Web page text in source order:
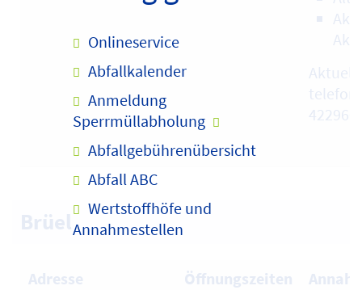
Onlineservice
Abfallkalender
Anmeldung
Sperrmüllabholung
Abfallgebührenübersicht
Abfall ABC
Wertstoffhöfe und
Annahmestellen
422960
Brüel
Adresse
Öffnungszeiten